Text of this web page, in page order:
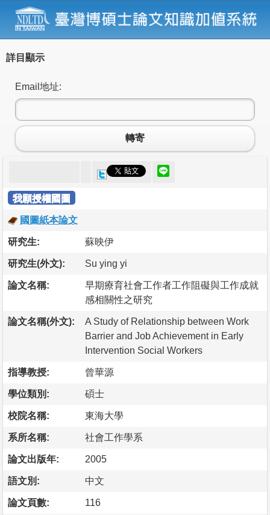
詳目顯示
Email地址:
轉寄
我願授權國圖
國圖紙本論文
研究生: 蘇映伊
研究生(外文): Su ying yi
論文名稱:
早期療育社會工作者工作阻礙與工作成就
感相關性之研究
論文名稱(外文):
A Study of Relationship between Work
Barrier and Job Achievement in Early
Intervention Social Workers
指導教授: 曾華源
學位類別: 碩士
校院名稱: 東海大學
系所名稱: 社會工作學系
論文出版年: 2005
語文別: 中文
論文頁數: 116